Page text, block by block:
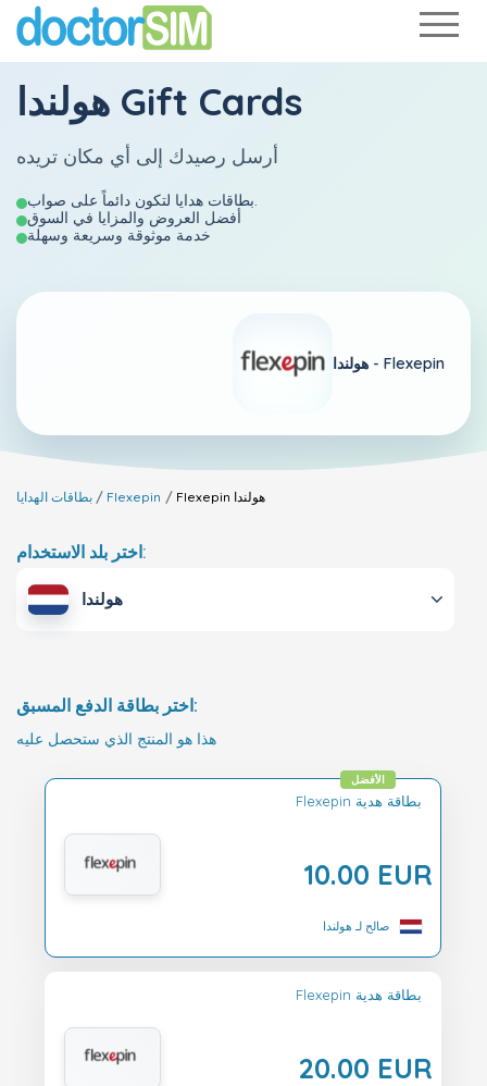
هولندا Gift Cards
أرسل رصيدك إلى أي مكان تريده
أفضل العروض والمزايا في السوق
خدمة موثوقة وسريعة وسهلة
هولندا - Flexepin
بطاقات الهدايا Flexepin Flexepin هولندا
اختر بلد الاستخدام:
هولندا
اختر بطاقة الدفع المسبق:
هذا هو المنتج الذي ستحصل عليه
Flexepin بطاقة هدية
10.00 EUR
الأفضل
صالح لـ هولندا
Flexepin بطاقة هدية
20.00 EUR